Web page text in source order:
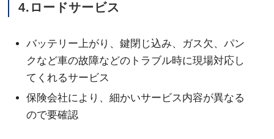
4.ロードサービス
バッテリー上がり、鍵閉じ込み、ガス欠、パン
クなど車の故障などのトラブル時に現場対応し
てくれるサービス
保険会社により、細かいサービス内容が異なる
ので要確認